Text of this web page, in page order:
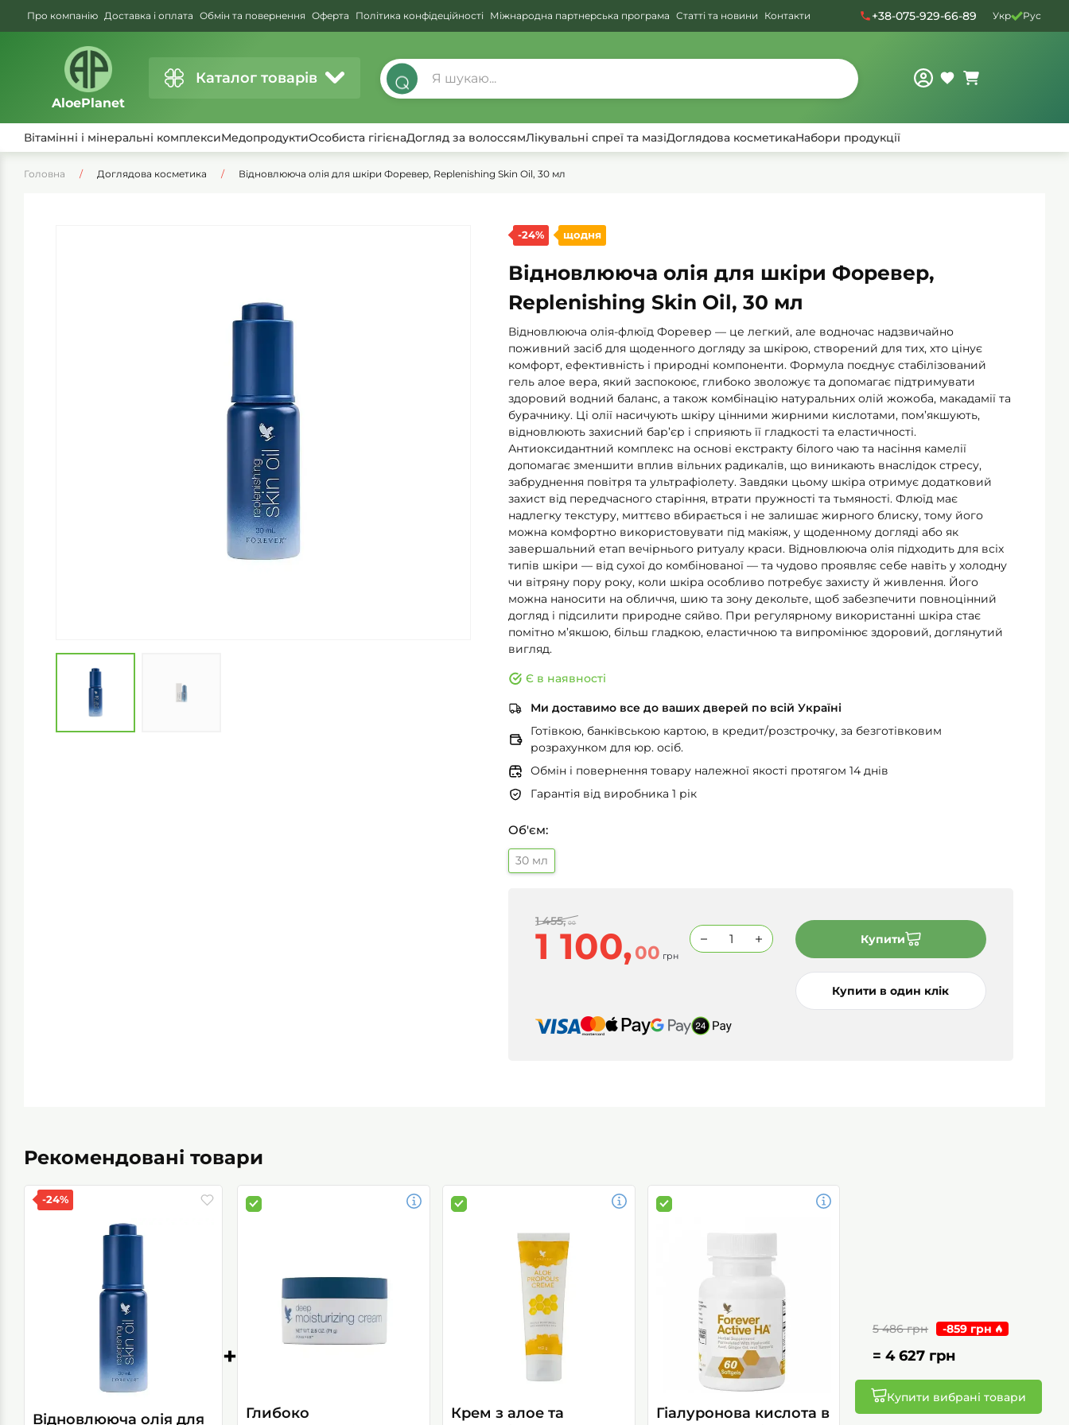
Про компанію Доставка і оплата Обмін та повернення Оферта Політика конфідеційності Міжнародна партнерська програма Статті та новини Контакти +38-075-929-66-89 Укр Рус
AloePlanet
Каталог товарів ⌕
Вітамінні і мінеральні комплексиМедопродуктиОсобиста гігієнаДогляд за волоссямЛікувальні спреї та мазіДоглядова косметикаНабори продукції
Головна Доглядова косметика Відновлююча олія для шкіри Форевер, Replenishing Skin Oil, 30 мл
-24% щодня
Відновлююча олія для шкіри Форевер,
Replenishing Skin Oil, 30 мл
Відновлююча олія-флюїд Форевер — це легкий, але водночас надзвичайно
поживний засіб для щоденного догляду за шкірою, створений для тих, хто цінує
комфорт, ефективність і природні компоненти. Формула поєднує стабілізований
гель алое вера, який заспокоює, глибоко зволожує та допомагає підтримувати
здоровий водний баланс, а також комбінацію натуральних олій жожоба, макадамії та
бурачнику. Ці олії насичують шкіру цінними жирними кислотами, пом’якшують,
відновлюють захисний бар’єр і сприяють її гладкості та еластичності.
Антиоксидантний комплекс на основі екстракту білого чаю та насіння камелії
допомагає зменшити вплив вільних радикалів, що виникають внаслідок стресу,
забруднення повітря та ультрафіолету. Завдяки цьому шкіра отримує додатковий
захист від передчасного старіння, втрати пружності та тьмяності. Флюїд має
надлегку текстуру, миттєво вбирається і не залишає жирного блиску, тому його
можна комфортно використовувати під макіяж, у щоденному догляді або як
завершальний етап вечірнього ритуалу краси. Відновлююча олія підходить для всіх
типів шкіри — від сухої до комбінованої — та чудово проявляє себе навіть у холодну
чи вітряну пору року, коли шкіра особливо потребує захисту й живлення. Його
можна наносити на обличчя, шию та зону декольте, щоб забезпечити повноцінний
догляд і підсилити природне сяйво. При регулярному використанні шкіра стає
помітно м’якшою, більш гладкою, еластичною та випромінює здоровий, доглянутий
вигляд.
Є в наявності
Ми доставимо все до ваших дверей по всій Україні
Готівкою, банківською картою, в кредит/розстрочку, за безготівковим
розрахунком для юр. осіб.
Обмін і повернення товару належної якості протягом 14 днів
Гарантія від виробника 1 рік
Об'єм:
30 мл
1 100,00 грн
1 455, 00
Купити
Купити в один клік
Рекомендовані товари
-24%
Відновлююча олія для
+
Глибоко
Крем з алое та
Гіалуронова кислота в
5 486 грн -859 грн
=4 627 грн
Купити вибрані товари